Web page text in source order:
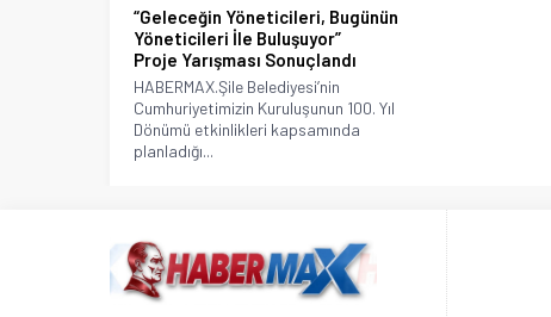
“Geleceğin Yöneticileri, Bugünün
Yöneticileri İle Buluşuyor”
Proje Yarışması Sonuçlandı
HABERMAX.Şile Belediyesi’nin
Cumhuriyetimizin Kuruluşunun 100. Yıl
Dönümü etkinlikleri kapsamında
planladığı...